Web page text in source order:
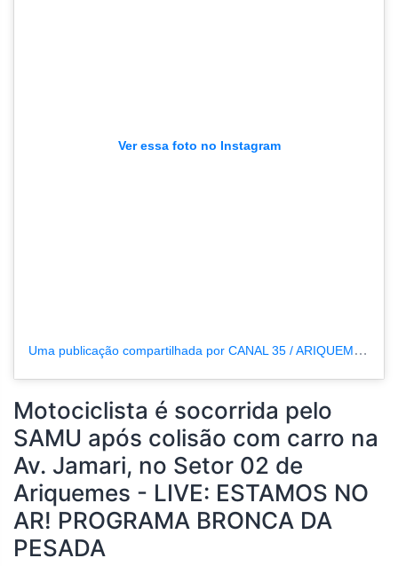
Ver essa foto no Instagram
Uma publicação compartilhada por CANAL 35 / ARIQUEMES190 (@tvpcanal35)
Motociclista é socorrida pelo
SAMU após colisão com carro na
Av. Jamari, no Setor 02 de
Ariquemes - LIVE: ESTAMOS NO
AR! PROGRAMA BRONCA DA
PESADA